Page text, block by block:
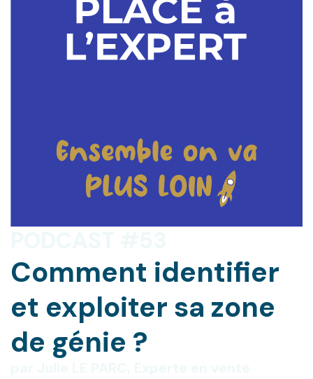
Comment identifier
et exploiter sa zone
de génie ?